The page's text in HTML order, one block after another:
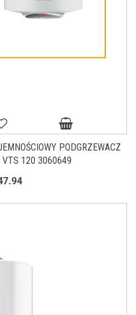
PODGRZEWACZ
VTS 120 3060649